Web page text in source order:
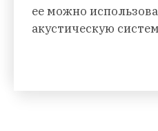
ее можно
акустическую